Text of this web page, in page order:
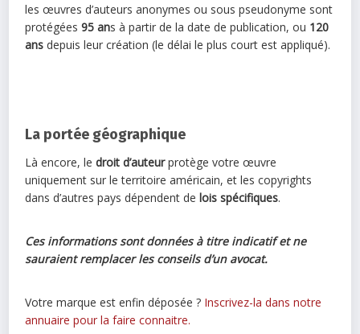
les œuvres d’auteurs anonymes ou sous pseudonyme sont
protégées95 ans à partir de la date de publication, ou 120
ans depuis leur création (le délai le plus court est appliqué).
La portée géographique
Là encore, ledroit d’auteurprotège votre œuvre
uniquement sur le territoire américain, et les copyrights
dans d’autres pays dépendent delois spécifiques.
Ces informations sont données à titre indicatif et ne
sauraient remplacer les conseils d’un avocat.
Votre marque est enfin déposée ? Inscrivez-la dans notre
annuaire pour la faire connaitre.